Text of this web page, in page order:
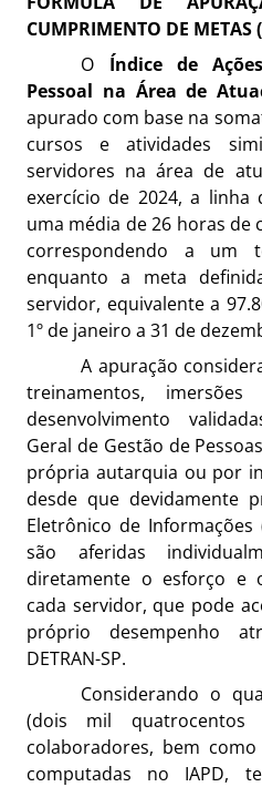
CUMPRIMENTO DE
O Índice de
Pessoal na Área de
apurado com base na
cursos e atividades
servidores na área de
exercício de 2024, a linha
uma média de 26 horas de
correspondendo a um
enquanto a meta
servidor, equivalente a
1º de janeiro a 31 de
A apuração
treinamentos,
desenvolvimento
Geral de Gestão de
própria autarquia ou por
desde que devidamente
Eletrônico de Informações
são aferidas
diretamente o esforço e
cada servidor, que pode
próprio desempenho
DETRAN-SP.
Considerando o
(dois mil
colaboradores, bem
computadas no IAPD,